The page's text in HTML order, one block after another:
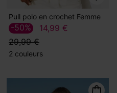
Pull polo en crochet Femme
14,99 €
29,99 €
-50%
2 couleurs